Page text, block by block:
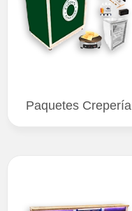
Paquetes Crepería